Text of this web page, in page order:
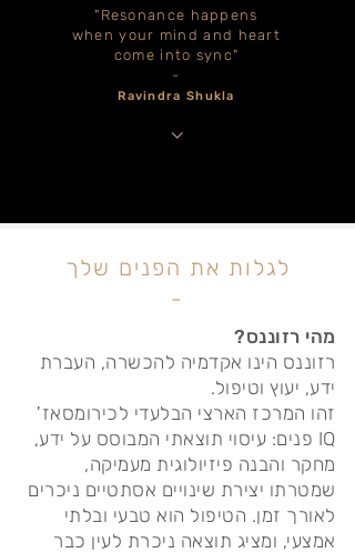
"Resonance happens
when your mind and heart
come into sync"
-
Ravindra Shukla
לגלות את הפנים שלך
-
מהי רזוננס?
רזוננס הינו אקדמיה להכשרה, העברת
ידע, יעוץ וטיפול.
זהו המרכז הארצי הבלעדי לכירומסאז'
IQ פנים: עיסוי תוצאתי המבוסס על ידע,
מחקר והבנה פיזיולוגית מעמיקה,
שמטרתו יצירת שינויים אסתטיים ניכרים
לאורך זמן. הטיפול הוא טבעי ובלתי
אמצעי, ומציג תוצאה ניכרת לעין כבר